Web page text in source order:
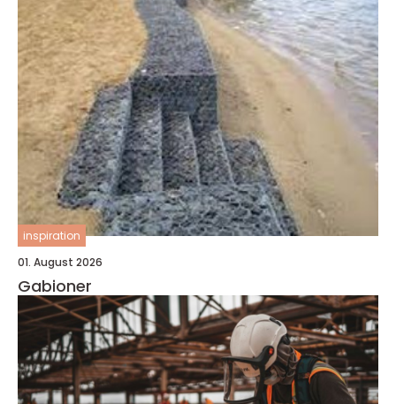
inspiration
01. August 2026
Gabioner